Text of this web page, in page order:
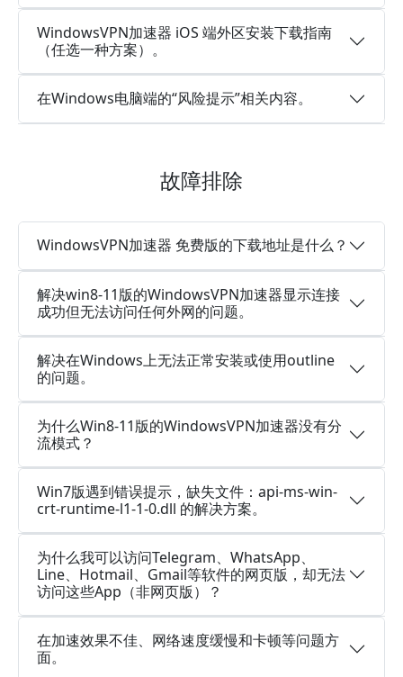
WindowsVPN加速器 iOS 端外区安装下载指南
（任选一种方案）。
在Windows电脑端的“风险提示”相关内容。
故障排除
WindowsVPN加速器 免费版的下载地址是什么？
解决win8-11版的WindowsVPN加速器显示连接
成功但无法访问任何外网的问题。
解决在Windows上无法正常安装或使用outline
的问题。
为什么Win8-11版的WindowsVPN加速器没有分
流模式？
Win7版遇到错误提示，缺失文件：api-ms-win-
crt-runtime-l1-1-0.dll 的解决方案。
为什么我可以访问Telegram、WhatsApp、
Line、Hotmail、Gmail等软件的网页版，却无法
访问这些App（非网页版）？
在加速效果不佳、网络速度缓慢和卡顿等问题方
面。